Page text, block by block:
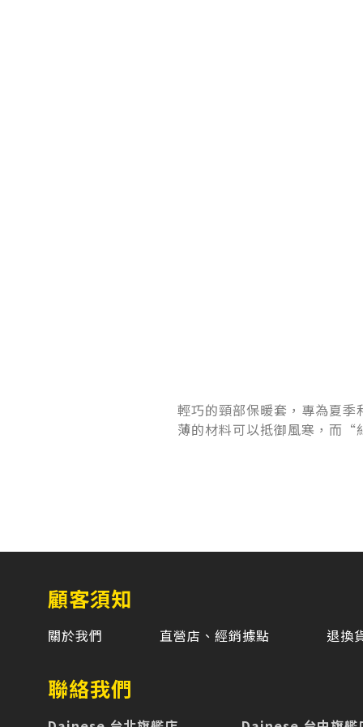
輕巧的頸部保暖套，專為夏
薄的材料可以抵御風寒，而
顧客須知
關於我們 直營店、經銷據點 退換
聯絡我們